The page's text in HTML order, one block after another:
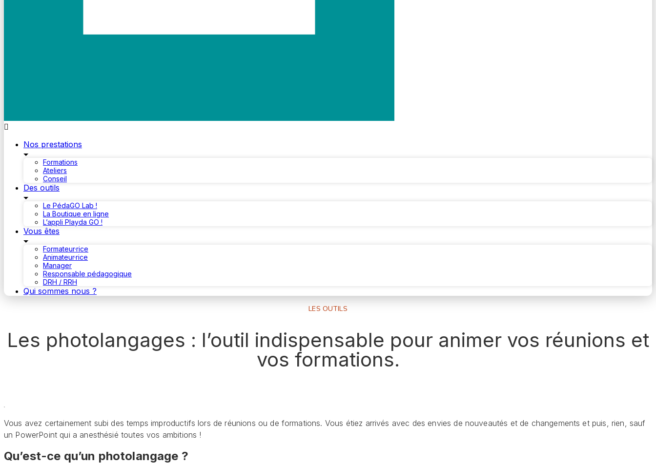
Nos prestations
Formations
Ateliers
Conseil
Des outils
Le PédaGO Lab !
La Boutique en ligne
L’appli Playda GO !
Vous êtes
Formateur·rice
Animateur·rice
Manager
Responsable pédagogique
DRH / RRH
Qui sommes nous ?
LES OUTILS
Les photolangages : l’outil indispensable pour animer vos réunions et
vos formations.
Vous avez certainement subi des temps improductifs lors de réunions ou de formations. Vous étiez arrivés avec des envies de nouveautés et de changements et puis, rien, sauf
un PowerPoint qui a anesthésié toutes vos ambitions !
Qu’est-ce qu’un photolangage ?